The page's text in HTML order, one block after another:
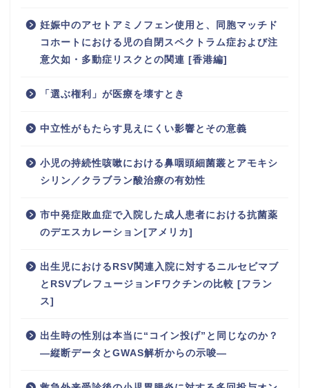
妊娠中のアセトアミノフェン使用と、同胞マッチド
コホートにおける児の自閉スペクトラム症および注
意欠如・多動症リスクとの関連 [香港編]
「選ぶ権利」が医療を壊すとき
中立性がもたらす見えにくい影響とその意義
小児の持続性咳嗽における鼻咽頭細菌叢とアモキシ
シリン／クラブラン酸治療の有効性
市中発症敗血症で入院した成人患者における抗菌薬
のデエスカレーション[アメリカ]
出生児におけるRSV関連入院に対するニルセビマブ
とRSVプレフュージョンFワクチンの比較 [フラン
ス]
出生時の性別は本当に“コイン投げ”と同じなのか？
―縦断データとGWAS解析からの示唆―